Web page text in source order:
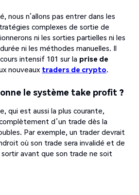
nous n’allons pas entrer dans les
complexes de sortie de
ni les sorties partielles ni les
ni les méthodes manuelles. Il
intensif 101 sur la prise de
nouveaux traders de crypto.
le système take profit ?
qui est aussi la plus courante,
d’un trade dès la
Par exemple, un trader devrait
où son trade sera invalidé et de
avant que son trade ne soit